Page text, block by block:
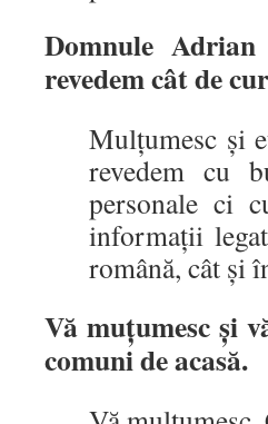
Domnule
revedem cât de cur
Mulțumesc și
revedem cu
personale ci
informații
română, cât și
Vă muțumesc și
comuni de acasă.